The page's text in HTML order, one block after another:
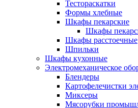
Тестораскатки
Формы хлебные
Шкафы пекарские
Шкафы
Шкафы расстоечные
Шпильки
Шкафы кухонные
Электромеханическое
Блендеры
Картофелечистки
Миксеры
Мясорубки